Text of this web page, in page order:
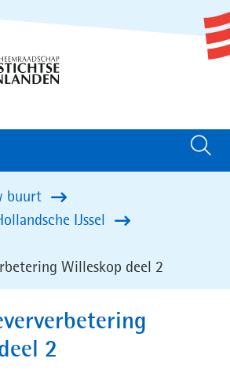
Zoeken
buurt
IJssel
Willeskop deel 2
2